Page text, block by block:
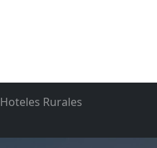
Hoteles Rurales